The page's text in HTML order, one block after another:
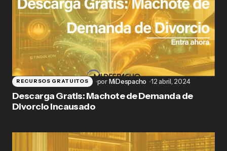
RECURSOS GRATUITOS porMiDespacho 12 abril, 2024
Descarga Gratis: Machote de Demanda de
Divorcio Incausado